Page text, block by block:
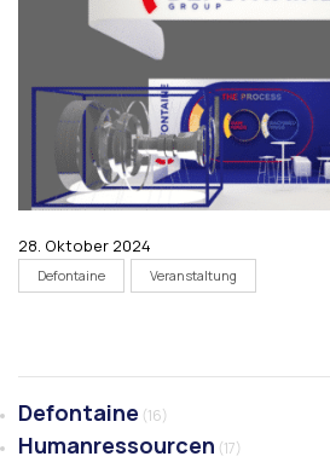
28. Oktober 2024
Defontaine Veranstaltung
Defontaine (16)
Humanressourcen (17)